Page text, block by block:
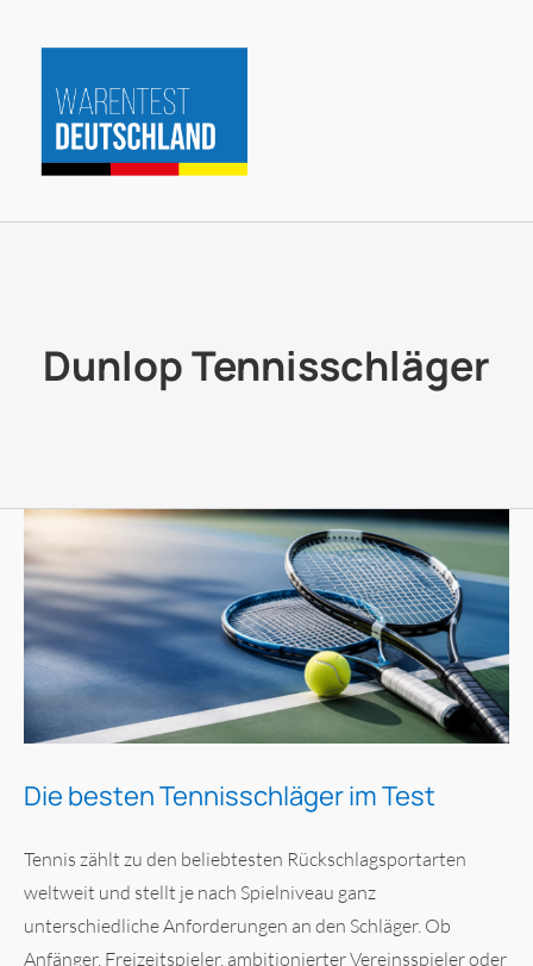
Inhalt
springen
Dunlop Tennisschläger
Die besten Tennisschläger im Test
Tennis zählt zu den beliebtesten Rückschlagsportarten
weltweit und stellt je nach Spielniveau ganz
unterschiedliche Anforderungen an den Schläger. Ob
Anfänger, Freizeitspieler, ambitionierter Vereinsspieler oder